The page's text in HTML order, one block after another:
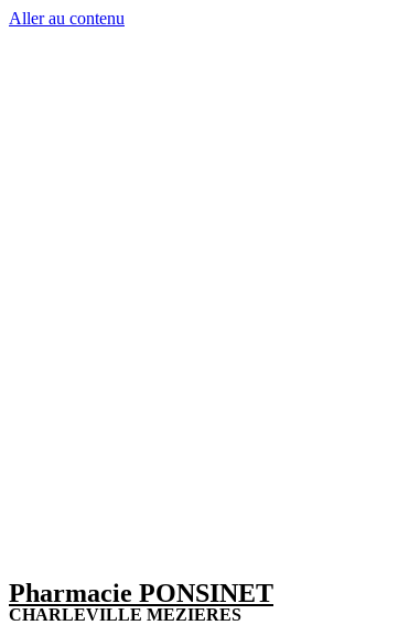
Aller au contenu
Pharmacie PONSINET
CHARLEVILLE MEZIERES